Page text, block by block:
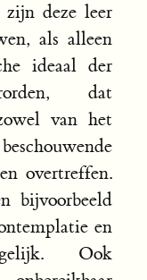
deze leer
als alleen
ideaal der
dat
van het
overtreffen.
bijvoorbeeld
en
Ook